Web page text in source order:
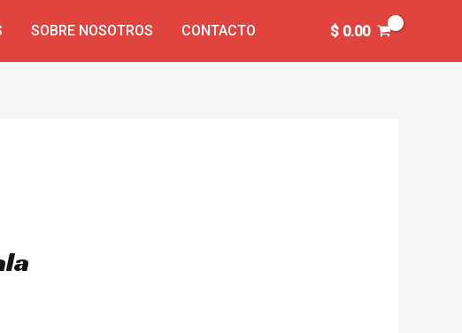
SOBRE NOSOTROS CONTACTO $0.00